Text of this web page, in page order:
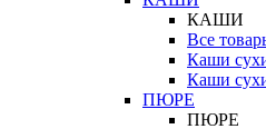
КАШИ
Все
Каши
Каши
ПЮРЕ
ПЮРЕ